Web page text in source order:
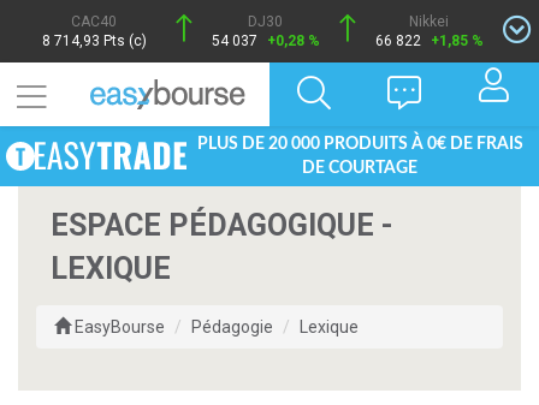
CAC40
8 714,93 Pts (c)
DJ30
54 037
+0,28 %
Nikkei
66 822
+1,85 %
PLUS DE 20 000 PRODUITS À 0€ DE FRAIS
DE COURTAGE
ESPACE PÉDAGOGIQUE -
LEXIQUE
EasyBourse Pédagogie Lexique